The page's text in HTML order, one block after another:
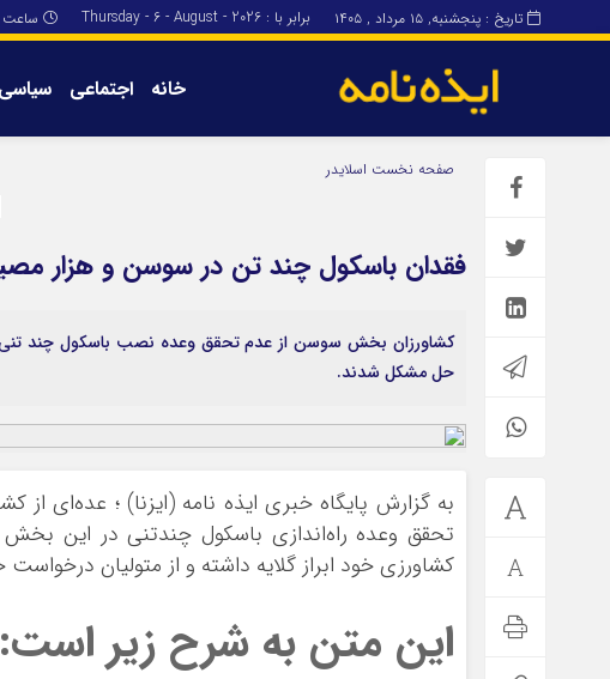
تاریخ : پنجشنبه, ۱۵ مرداد , ۱۴۰۵ برابر با : Thursday - 6 - August - 2026 ساعت
خانه اجتماعی سیاسی
برگه نمونهصفحه نخست اسلایدر
فقدان باسکول چند تن در سوسن و هزار
کشاورزان بخش سوسن از عدم تحقق وعده نصب باسکول چند تنی
حل مشکل شدند.
به گزارش‌ پایگاه خبری ایذه نامه (ایزنا) ؛ عده‌ای
تحقق وعده راه‌اندازی باسکول چندتنی در این
کشاورزی خود ابراز گلایه داشته و از متولیان
این متن به شرح زیر است: